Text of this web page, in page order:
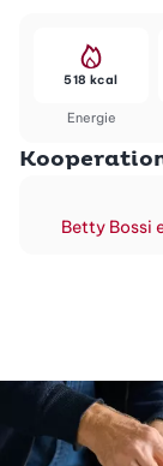
Energie
518 kcal
Betty Bossi